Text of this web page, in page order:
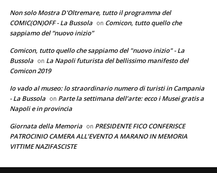
Non solo Mostra D'Oltremare, tutto il programma del
COMIC(ON)OFF - La Bussola on Comicon, tutto quello che
sappiamo del “nuovo inizio”
Comicon, tutto quello che sappiamo del "nuovo inizio" - La
Bussola on La Napoli futurista del bellissimo manifesto del
Comicon 2019
Io vado al museo: lo straordinario numero di turisti in Campania
- La Bussola on Parte la settimana dell’arte: ecco i Musei gratis a
Napoli e in provincia
Giornata della Memoria on PRESIDENTE FICO CONFERISCE
PATROCINIO CAMERA ALL’EVENTO A MARANO IN MEMORIA
VITTIME NAZIFASCISTE